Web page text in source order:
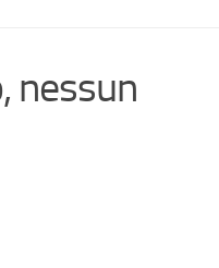
nessun